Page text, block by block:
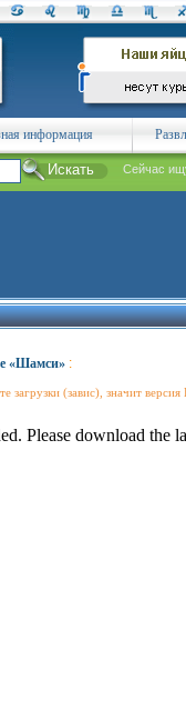
информация
Сейчас
«Шамси» :
загрузки (завис), значит